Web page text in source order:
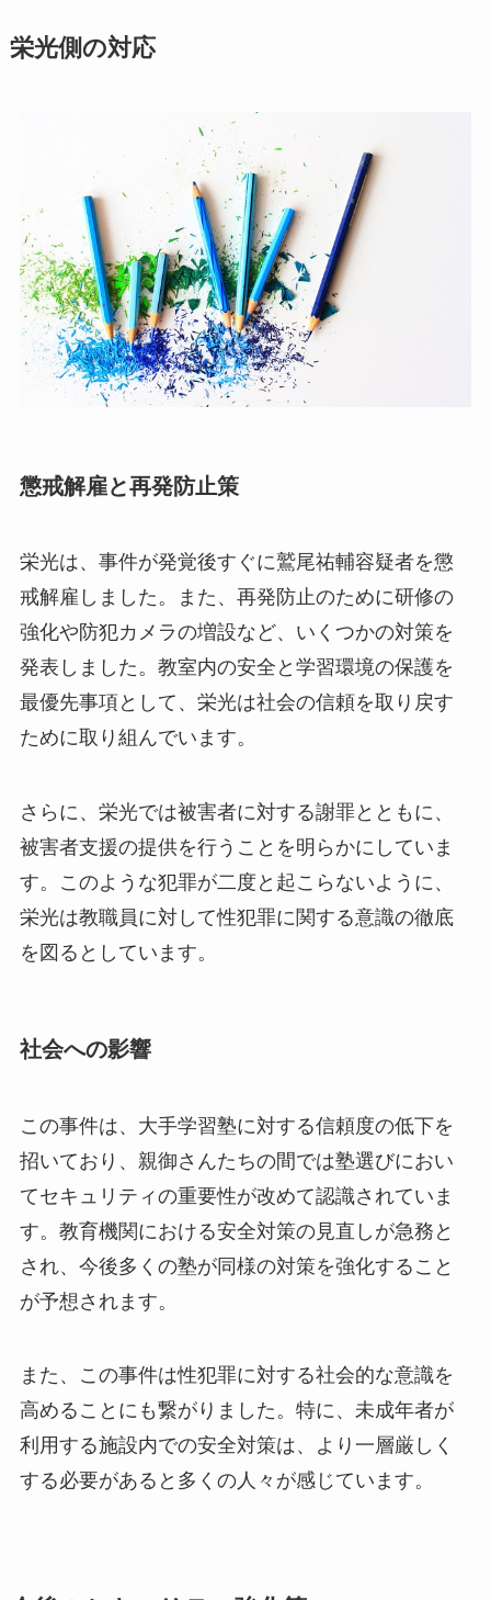
栄光側の対応
懲戒解雇と再発防止策
栄光は、事件が発覚後すぐに鷲尾祐輔容疑者を懲
戒解雇しました。また、再発防止のために研修の
強化や防犯カメラの増設など、いくつかの対策を
発表しました。教室内の安全と学習環境の保護を
最優先事項として、栄光は社会の信頼を取り戻す
ために取り組んでいます。
さらに、栄光では被害者に対する謝罪とともに、
被害者支援の提供を行うことを明らかにしていま
す。このような犯罪が二度と起こらないように、
栄光は教職員に対して性犯罪に関する意識の徹底
を図るとしています。
社会への影響
この事件は、大手学習塾に対する信頼度の低下を
招いており、親御さんたちの間では塾選びにおい
てセキュリティの重要性が改めて認識されていま
す。教育機関における安全対策の見直しが急務と
され、今後多くの塾が同様の対策を強化すること
が予想されます。
また、この事件は性犯罪に対する社会的な意識を
高めることにも繋がりました。特に、未成年者が
利用する施設内での安全対策は、より一層厳しく
する必要があると多くの人々が感じています。